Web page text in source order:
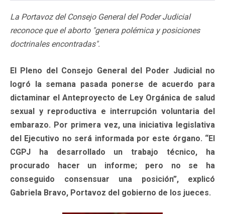
La Portavoz del Consejo General del Poder Judicial
reconoce que el aborto "genera polémica y posiciones
doctrinales encontradas".
El Pleno del Consejo General del Poder Judicial no
logró la semana pasada ponerse de acuerdo para
dictaminar el Anteproyecto de Ley Orgánica de salud
sexual y reproductiva e interrupción voluntaria del
embarazo. Por primera vez, una iniciativa legislativa
del Ejecutivo no será informada por este órgano. “El
CGPJ ha desarrollado un trabajo técnico, ha
procurado hacer un informe; pero no se ha
conseguido consensuar una posición”, explicó
Gabriela Bravo, Portavoz del gobierno de los jueces.